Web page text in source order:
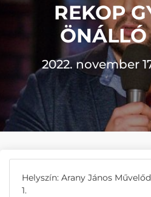
REKOP
ÖNÁLLÓ
2022. november
Helyszín: Arany János
1.